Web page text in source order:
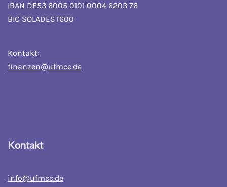
IBAN DE53 6005 0101 0004 6203 76
BIC SOLADEST600
Kontakt:
finanzen@ufmcc.de
Kontakt
info@ufmcc.de